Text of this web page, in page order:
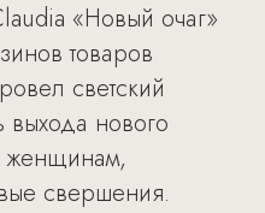
«Новый очаг»
товаров
светский
выхода нового
женщинам,
свершения.